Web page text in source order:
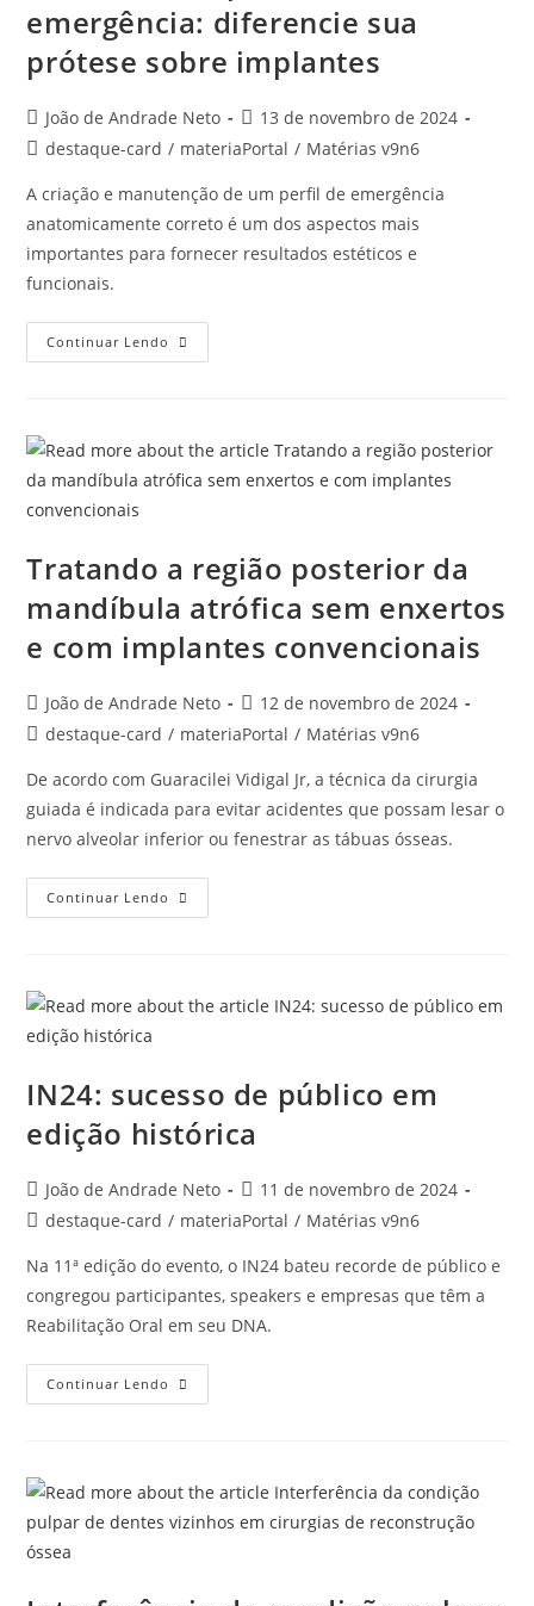
emergência: diferencie sua
prótese sobre implantes
João de Andrade Neto
13 de novembro de 2024
destaque-card / materiaPortal / Matérias v9n6
A criação e manutenção de um perfil de emergência
anatomicamente correto é um dos aspectos mais
importantes para fornecer resultados estéticos e
funcionais.
Continuar Lendo
Tratando a região posterior da
mandíbula atrófica sem enxertos
e com implantes convencionais
João de Andrade Neto
12 de novembro de 2024
destaque-card / materiaPortal / Matérias v9n6
De acordo com Guaracilei Vidigal Jr, a técnica da cirurgia
guiada é indicada para evitar acidentes que possam lesar o
nervo alveolar inferior ou fenestrar as tábuas ósseas.
Continuar Lendo
IN24: sucesso de público em
edição histórica
João de Andrade Neto
11 de novembro de 2024
destaque-card / materiaPortal / Matérias v9n6
Na 11ª edição do evento, o IN24 bateu recorde de público e
congregou participantes, speakers e empresas que têm a
Reabilitação Oral em seu DNA.
Continuar Lendo